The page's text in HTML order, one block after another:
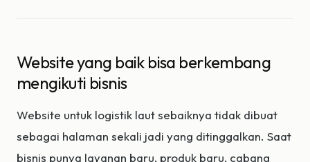
Website yang baik bisa berkembang
mengikuti bisnis
Website untuk logistik laut sebaiknya tidak dibuat
sebagai halaman sekali jadi yang ditinggalkan. Saat
bisnis punya layanan baru, produk baru, cabang